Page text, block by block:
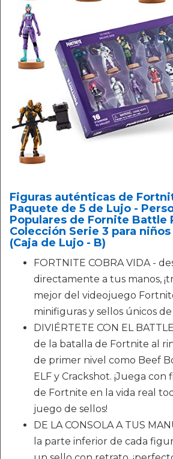
Figuras auténticas de
Paquete de 5 de Lujo -
Populares de Fornite Battle
Colección Serie 3 para niños
(Caja de Lujo - B)
FORTNITE COBRA VIDA -
directamente a tus manos,
mejor del videojuego
minifiguras y sellos únicos
DIVIÉRTETE CON EL
de la batalla de Fortnite al
de primer nivel como Beef
ELF y Crackshot. ¡Juega con
de Fortnite en la vida real
juego de sellos!
DE LA CONSOLA A TUS
la parte inferior de cada